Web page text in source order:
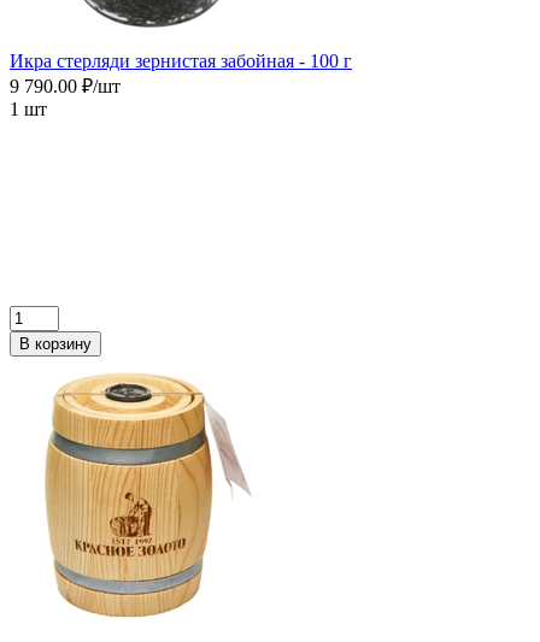
Икра cтерляди зернистая забойная - 100 г
9 790.00 ₽/шт
1 шт
В корзину